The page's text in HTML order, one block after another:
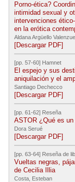
Porno-ética?
intimidad sexual y
intervenciones
en la erótica
Aldana Argüello
[Descargar PDF]
[pp. 57-60] Hamnet
El espejo y sus
aniquilación y el
Santiago Dechecco
[Descargar PDF]
[pp. 61-62] Reseña
ASTOR ¿Qué es
Dora Serué
[Descargar PDF]
[pp. 63-64] Reseña de
Vueltas negras,
de Cecilia Illia
Costa, Esteban